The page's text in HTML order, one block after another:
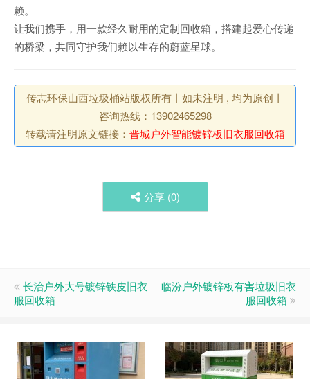
赖。
让我们携手，用一款经久耐用的定制回收箱，搭建起爱心传递
的桥梁，共同守护我们赖以生存的蔚蓝星球。
传志环保山西垃圾桶站版权所有丨如未注明 , 均为原创丨
咨询热线：13902465298
转载请注明原文链接： 晋城户外智能镀锌板旧衣服回收箱
分享 (0)
长治户外大号镀锌铁皮旧衣
服回收箱
临汾户外镀锌板有害垃圾旧衣
服回收箱